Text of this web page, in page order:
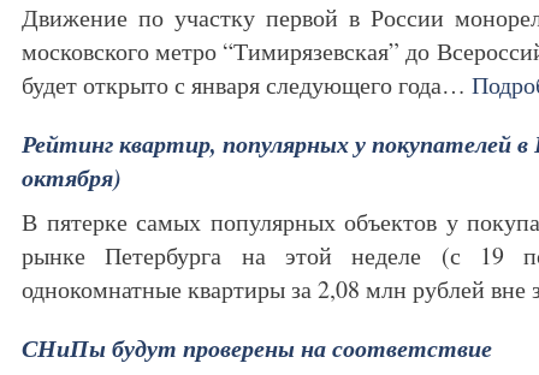
Движение по участку первой в России
московского метро “Тимирязевская” до
будет открыто с января следующего года…
Рейтинг квартир, популярных у покупателей в
октября)
В пятерке самых популярных объектов у
рынке Петербурга на этой неделе (с 19
однокомнатные квартиры за 2,08 млн рублей
СНиПы будут проверены на соответствие